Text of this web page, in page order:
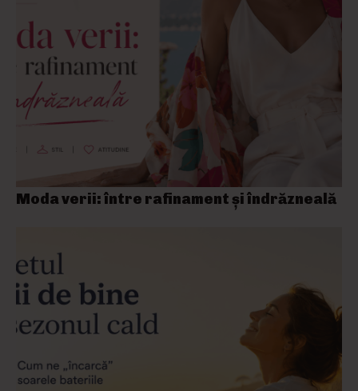
Moda verii: între rafinament și îndrăzneală